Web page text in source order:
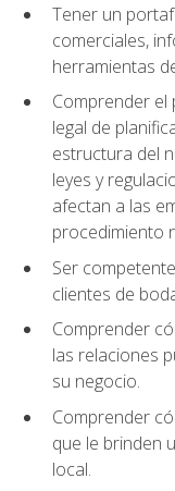
Tener un
comerciales,
herramientas
Comprender
legal de
estructura del
leyes y
afectan a las
procedimiento
Ser
clientes de
Comprender
las relaciones
su negocio.
Comprender
que le brinden
local.